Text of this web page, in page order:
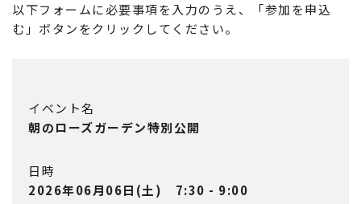
以下フォームに必要事項を入力のうえ、「参加を申込
む」ボタンをクリックしてください。
イベント名
朝のローズガーデン特別公開
日時
2026年06月06日(土) 7:30 - 9:00